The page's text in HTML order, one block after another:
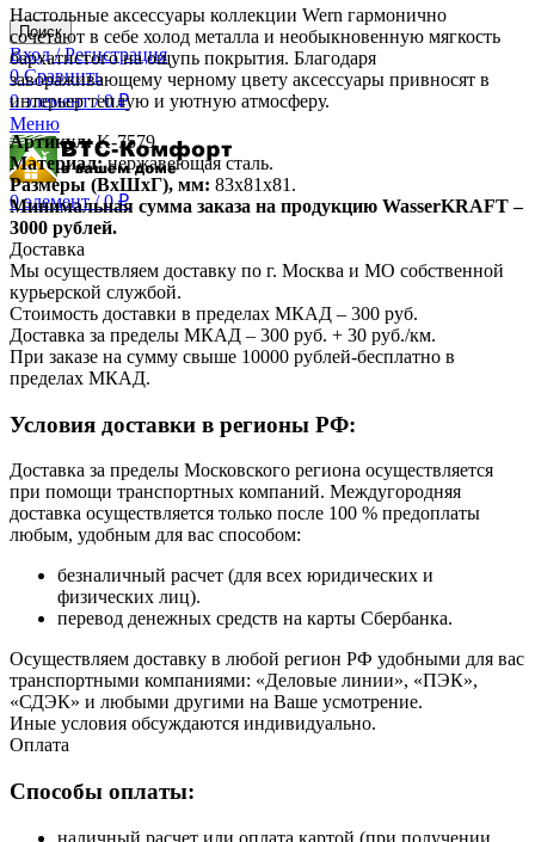
Поиск
Вход / Регистрация
0 Сравнить
0элемент / 0₽
Меню
0элемент / 0₽
Настольные аксессуары коллекции Wern гармонично
сочетают в себе холод металла и необыкновенную мягкость
бархатистого на ощупь покрытия. Благодаря
завораживающему черному цвету аксессуары привносят в
интерьер теплую и уютную атмосферу.
Артикул:K-7579.
Материал:нержавеющая сталь.
Размеры (ВхШхГ), мм: 83х81х81.
Минимальная сумма заказа на продукцию WasserKRAFT –
3000 рублей.
Доставка
Мы осуществляем доставку по г. Москва и МО собственной
курьерской службой.
Стоимость доставки в пределах МКАД – 300 руб.
Доставка за пределы МКАД – 300 руб. + 30 руб./км.
При заказе на сумму свыше 10000 рублей-бесплатно в
пределах МКАД.
Условия доставки в регионы РФ:
Доставка за пределы Московского региона осуществляется
при помощи транспортных компаний. Междугородняя
доставка осуществляется только после 100 % предоплаты
любым, удобным для вас способом:
безналичный расчет (для всех юридических и
физических лиц).
перевод денежных средств на карты Сбербанка.
Осуществляем доставку в любой регион РФ удобными для вас
транспортными компаниями: «Деловые линии», «ПЭК»,
«СДЭК» и любыми другими на Ваше усмотрение.
Иные условия обсуждаются индивидуально.
Оплата
Способы оплаты:
наличный расчет или оплата картой (при получении